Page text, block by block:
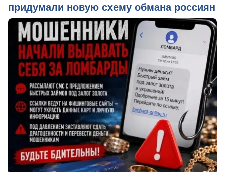
придумали новую схему обмана россиян